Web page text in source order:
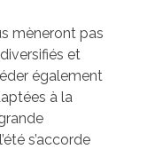
mèneront pas
et
également
à la
s’accorde